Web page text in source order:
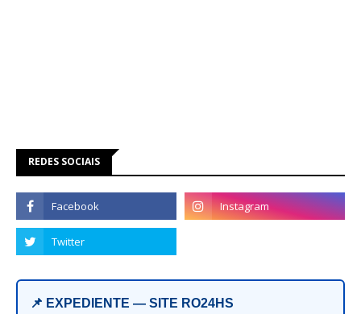
REDES SOCIAIS
📌 EXPEDIENTE — SITE RO24HS